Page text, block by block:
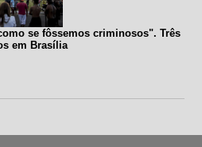
se fôssemos criminosos". Três
em Brasília